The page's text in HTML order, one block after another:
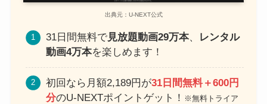
出典元：U-NEXT公式
31日間無料で見放題動画29万本、 レンタル
動画4万本を楽しめます！
初回なら月額2,189円が31日間無料＋600円
分のU-NEXTポイントゲット！ ※無料トライア